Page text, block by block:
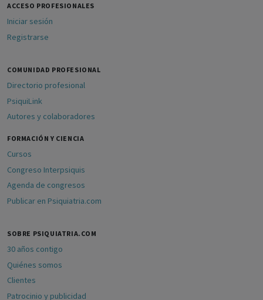
ACCESO PROFESIONALES
Iniciar sesión
Registrarse
COMUNIDAD PROFESIONAL
Directorio profesional
PsiquiLink
Autores y colaboradores
FORMACIÓN Y CIENCIA
Cursos
Congreso Interpsiquis
Agenda de congresos
Publicar en Psiquiatria.com
SOBRE PSIQUIATRIA.COM
30 años contigo
Quiénes somos
Clientes
Patrocinio y publicidad